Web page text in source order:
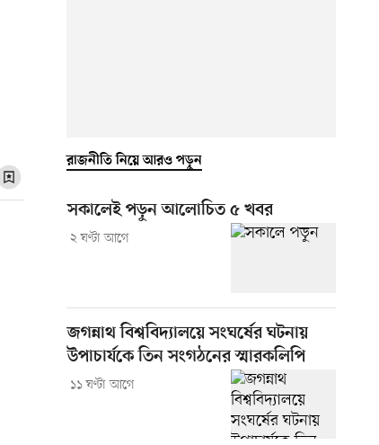
রাজনীতি নিয়ে আরও পড়ুন
সকালেই পড়ুন আলোচিত ৫ খবর
২ ঘণ্টা আগে
জগন্নাথ বিশ্ববিদ্যালয়ে সংঘর্ষের ঘটনায়
উপাচার্যকে তিন সংগঠনের স্মারকলিপি
১১ ঘণ্টা আগে